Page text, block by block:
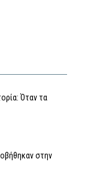
Όταν τα
στην